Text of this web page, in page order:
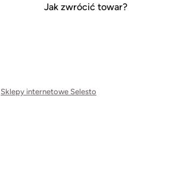
Jak zwrócić towar?
Sklepy internetowe Selesto